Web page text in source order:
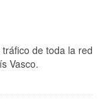
de toda la red
Vasco.